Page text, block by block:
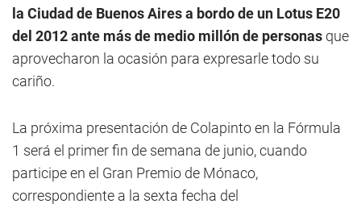
la Ciudad de Buenos Aires a bordo de un Lotus E20
del 2012 ante más de medio millón de personas que
aprovecharon la ocasión para expresarle todo su
cariño.
La próxima presentación de Colapinto en la Fórmula
1 será el primer fin de semana de junio, cuando
participe en el Gran Premio de Mónaco,
correspondiente a la sexta fecha del